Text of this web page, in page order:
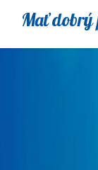
Mať dobrý